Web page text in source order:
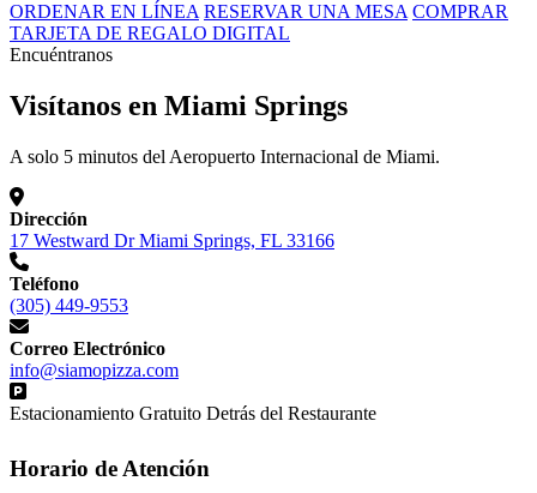
ORDENAR EN LÍNEA RESERVAR UNA MESA COMPRAR
TARJETA DE REGALO DIGITAL
Encuéntranos
Visítanos en Miami Springs
A solo 5 minutos del Aeropuerto Internacional de Miami.
Dirección
17 Westward Dr Miami Springs, FL 33166
Teléfono
(305) 449-9553
Correo Electrónico
info@siamopizza.com
Estacionamiento Gratuito Detrás del Restaurante
Horario de Atención